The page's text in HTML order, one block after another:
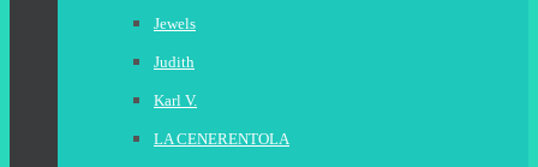
Jewels
Judith
Karl V.
LA CENERENTOLA